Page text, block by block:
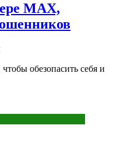
MAX,
обезопасить себя и